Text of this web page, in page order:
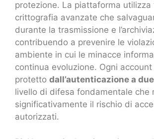
protezione. La piattaforma utilizza
crittografia avanzate che
durante la trasmissione e
contribuendo a prevenire le
ambiente in cui le minacce
continua evoluzione. Ogni
protetto dall’autenticazione a
livello di difesa fondamentale che
significativamente il rischio di
autorizzati.